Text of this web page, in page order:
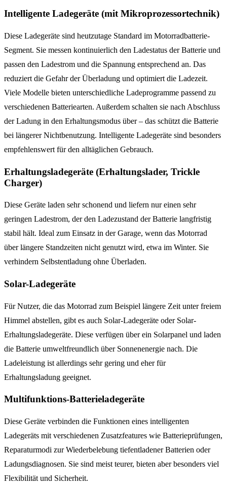
Intelligente Ladegeräte (mit Mikroprozessortechnik)
Diese Ladegeräte sind heutzutage Standard im Motorradbatterie-
Segment. Sie messen kontinuierlich den Ladestatus der Batterie und
passen den Ladestrom und die Spannung entsprechend an. Das
reduziert die Gefahr der Überladung und optimiert die Ladezeit.
Viele Modelle bieten unterschiedliche Ladeprogramme passend zu
verschiedenen Batteriearten. Außerdem schalten sie nach Abschluss
der Ladung in den Erhaltungsmodus über – das schützt die Batterie
bei längerer Nichtbenutzung. Intelligente Ladegeräte sind besonders
empfehlenswert für den alltäglichen Gebrauch.
Erhaltungsladegeräte (Erhaltungslader, Trickle
Charger)
Diese Geräte laden sehr schonend und liefern nur einen sehr
geringen Ladestrom, der den Ladezustand der Batterie langfristig
stabil hält. Ideal zum Einsatz in der Garage, wenn das Motorrad
über längere Standzeiten nicht genutzt wird, etwa im Winter. Sie
verhindern Selbstentladung ohne Überladen.
Solar-Ladegeräte
Für Nutzer, die das Motorrad zum Beispiel längere Zeit unter freiem
Himmel abstellen, gibt es auch Solar-Ladegeräte oder Solar-
Erhaltungsladegeräte. Diese verfügen über ein Solarpanel und laden
die Batterie umweltfreundlich über Sonnenenergie nach. Die
Ladeleistung ist allerdings sehr gering und eher für
Erhaltungsladung geeignet.
Multifunktions-Batterieladegeräte
Diese Geräte verbinden die Funktionen eines intelligenten
Ladegeräts mit verschiedenen Zusatzfeatures wie Batterieprüfungen,
Reparaturmodi zur Wiederbelebung tiefentladener Batterien oder
Ladungsdiagnosen. Sie sind meist teurer, bieten aber besonders viel
Flexibilität und Sicherheit.